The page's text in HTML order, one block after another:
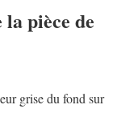
pièce de
grise du fond sur